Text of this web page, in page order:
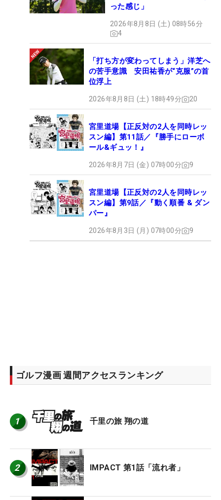
った感じ」
2026年8月8日 (土) 08時56分
4
「打ち方が変わってしまう」洋芝へ
の苦手意識 安田祐香が“克服”の首
位浮上
2026年8月8日 (土) 18時49分 20
宮里道場【正反対の2人を同時レッ
スン編】第11話／『勝手にローボ
ール&ギュッ！』
2026年8月7日 (金) 07時00分 9
宮里道場【正反対の2人を同時レッ
スン編】第9話／『動く順番 & ダン
パー』
2026年8月3日 (月) 07時00分 9
ゴルフ漫画 週間アクセスランキング
1 千里の旅 翔の道
2 IMPACT 第1話「流れ者」